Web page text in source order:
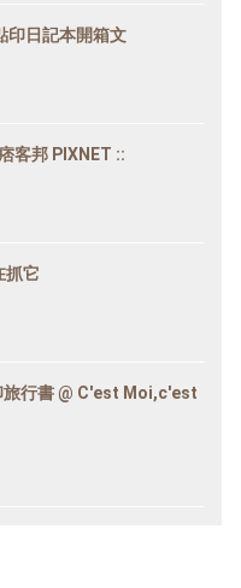
印日記本開箱文
客邦 PIXNET ::
抓它
旅行書 @ C'est Moi,c'est